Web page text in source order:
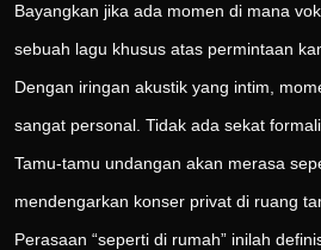
Bayangkan jika ada momen di mana
sebuah lagu khusus atas permintaan
Dengan iringan akustik yang intim,
sangat personal. Tidak ada sekat
Tamu-tamu undangan akan merasa
mendengarkan konser privat di ruang
Perasaan “seperti di rumah” inilah